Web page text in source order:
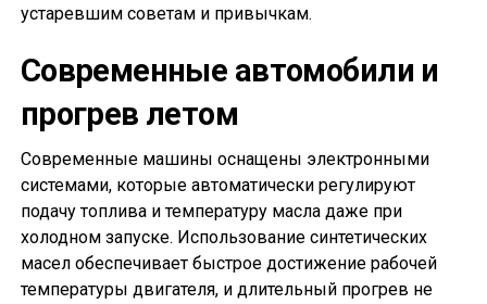
устаревшим советам и привычкам.
Современные автомобили и
прогрев летом
Современные машины оснащены электронными
системами, которые автоматически регулируют
подачу топлива и температуру масла даже при
холодном запуске. Использование синтетических
масел обеспечивает быстрое достижение рабочей
температуры двигателя, и длительный прогрев не